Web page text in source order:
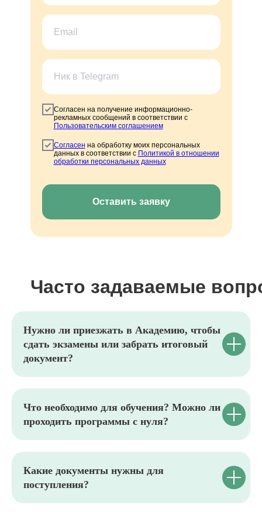
Согласен на получение информационно-
рекламных сообщений в соответствии с
Пользовательским соглашением
Согласен на обработку моих персональных
данных в соответствии с Политикой в отношении
обработки персональных данных
Оставить заявку
Часто задаваемые
Нужно ли приезжать в Академию, чтобы
сдать экзамены или забрать итоговый
документ?
Что необходимо для обучения? Можно ли
проходить программы с нуля?
Какие документы нужны для
поступления?
Юридический адрес:117535, г. Москва,
ул. Россошанская, д. 4, к. 1, этаж 1
КОНТАКТЫ
Отдел по организации приема:
Звонок по России бесплатный
help.dpomipk@academcity.online
Контакт-центр
Пн-вс 8:30-20:30 мск
help.dpomipk@dpomipk.ru
Получите профессию в сфере сельского хозяйства
дистанционно
ОБРАТНЫЙ ЗВОНОК
ВСЕ КУРСЫ
Кинология и зоопсихология
Рыбоводство
Растениеводство
Животноводство
Ветеринария
Курсы для заводчиков
Хобби и бизнес